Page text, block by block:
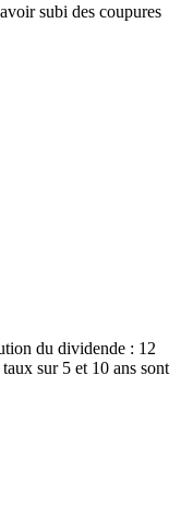
subi des coupures
du dividende : 12
sur 5 et 10 ans sont